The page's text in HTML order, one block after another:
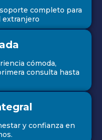
completo para
extranjero
cómoda,
consulta hasta
y confianza en